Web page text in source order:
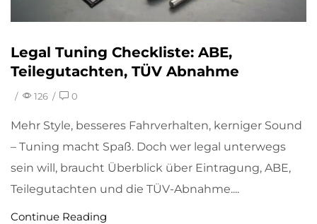
Legal Tuning Checkliste: ABE,
Teilegutachten, TÜV Abnahme
/ 126 / 0
Mehr Style, besseres Fahrverhalten, kerniger Sound
– Tuning macht Spaß. Doch wer legal unterwegs
sein will, braucht Überblick über Eintragung, ABE,
Teilegutachten und die TÜV-Abnahme....
Continue Reading